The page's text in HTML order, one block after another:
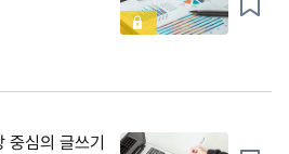
중심의 글쓰기